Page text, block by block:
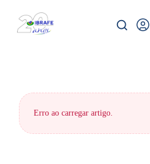
Erro ao carregar artigo.